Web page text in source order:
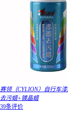
赛领（CYLION）自行车
去污蜡+镀晶蜡
39条评价